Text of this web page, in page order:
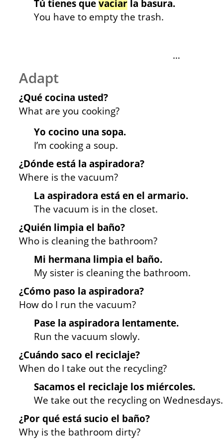
Tú tienes quevaciar la basura.
You have to empty the trash.
…
Adapt
¿Qué cocina usted?
What are you cooking?
Yo cocino una sopa.
I’m cooking a soup.
¿Dónde está la aspiradora?
Where is the vacuum?
La aspiradora está en el armario.
The vacuum is in the closet.
¿Quién limpia el baño?
Who is cleaning the bathroom?
Mi hermana limpia el baño.
My sister is cleaning the bathroom.
¿Cómo paso la aspiradora?
How do I run the vacuum?
Pase la aspiradora lentamente.
Run the vacuum slowly.
¿Cuándo saco el reciclaje?
When do I take out the recycling?
Sacamos el reciclaje los miércoles.
We take out the recycling on Wednesdays.
¿Por qué está sucio el baño?
Why is the bathroom dirty?